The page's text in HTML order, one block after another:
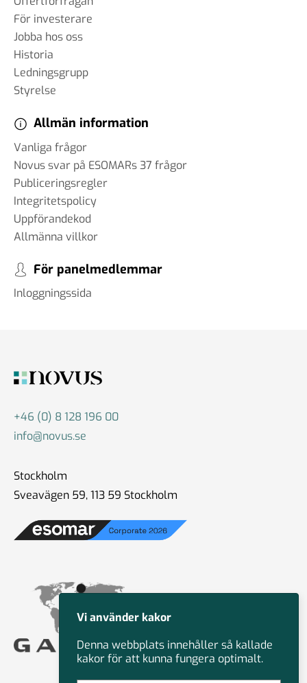
För investerare
Jobba hos oss
Historia
Ledningsgrupp
Styrelse
Allmän information
Vanliga frågor
Novus svar på ESOMARs 37 frågor
Publiceringsregler
Integritetspolicy
Uppförandekod
Allmänna villkor
För panelmedlemmar
Inloggningssida
+46 (0) 8 128 196 00
info@novus.se
Stockholm
Sveavägen 59, 113 59 Stockholm
Vi använder kakor
Denna webbplats innehåller så kallade
kakor för att kunna fungera optimalt.